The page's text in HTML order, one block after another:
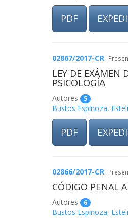
PDF
02867/2017-CR
LEY DE EXÁMEN
PSICOLOGÍA
Autores 5
Bustos Espinoza,
PDF
02866/2017-CR
CÓDIGO PENAL
Autores 6
Bustos Espinoza,